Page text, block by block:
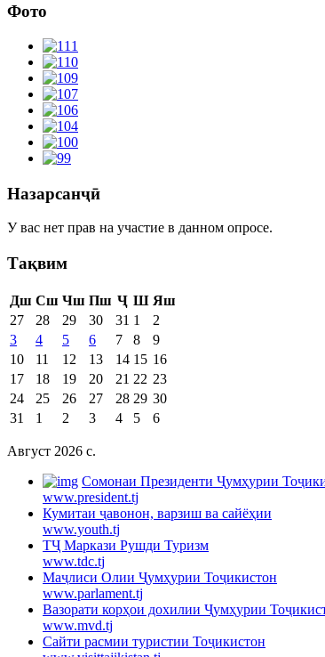
Фото
Назарсанҷӣ
У вас нет прав на участие в данном опросе.
Тақвим
Дш Сш Чш Пш Ҷ Ш Яш
27
28 29 30 31 1
2
3
4 5 6 7 8
9
10
11 12 13 14 15 16
17
18 19 20 21 22 23
24
25 26 27 28 29 30
31
1 2 3 4 5 6
Август 2026 c.
Cомонаи Президенти Ҷумҳурии
www.president.tj
Кумитаи ҷавонон, варзиш ва сайёҳии
www.youth.tj
ТҶ Маркази Рушди Туризм
www.tdc.tj
Маҷлиси Олии Ҷумҳурии Тоҷикистон
www.parlament.tj
Вазорати корҳои дохилии Ҷумҳурии
www.mvd.tj
Сайти расмии туристии Тоҷикистон